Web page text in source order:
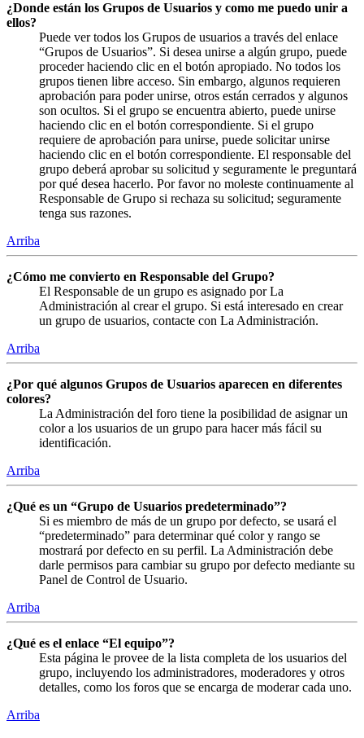
¿Donde están los Grupos de Usuarios y como me puedo unir a
ellos?
Puede ver todos los Grupos de usuarios a través del enlace
“Grupos de Usuarios”. Si desea unirse a algún grupo, puede
proceder haciendo clic en el botón apropiado. No todos los
grupos tienen libre acceso. Sin embargo, algunos requieren
aprobación para poder unirse, otros están cerrados y algunos
son ocultos. Si el grupo se encuentra abierto, puede unirse
haciendo clic en el botón correspondiente. Si el grupo
requiere de aprobación para unirse, puede solicitar unirse
haciendo clic en el botón correspondiente. El responsable del
grupo deberá aprobar su solicitud y seguramente le preguntará
por qué desea hacerlo. Por favor no moleste continuamente al
Responsable de Grupo si rechaza su solicitud; seguramente
tenga sus razones.
Arriba
¿Cómo me convierto en Responsable del Grupo?
El Responsable de un grupo es asignado por La
Administración al crear el grupo. Si está interesado en crear
un grupo de usuarios, contacte con La Administración.
Arriba
¿Por qué algunos Grupos de Usuarios aparecen en diferentes
colores?
La Administración del foro tiene la posibilidad de asignar un
color a los usuarios de un grupo para hacer más fácil su
identificación.
Arriba
¿Qué es un “Grupo de Usuarios predeterminado”?
Si es miembro de más de un grupo por defecto, se usará el
“predeterminado” para determinar qué color y rango se
mostrará por defecto en su perfil. La Administración debe
darle permisos para cambiar su grupo por defecto mediante su
Panel de Control de Usuario.
Arriba
¿Qué es el enlace “El equipo”?
Esta página le provee de la lista completa de los usuarios del
grupo, incluyendo los administradores, moderadores y otros
detalles, como los foros que se encarga de moderar cada uno.
Arriba